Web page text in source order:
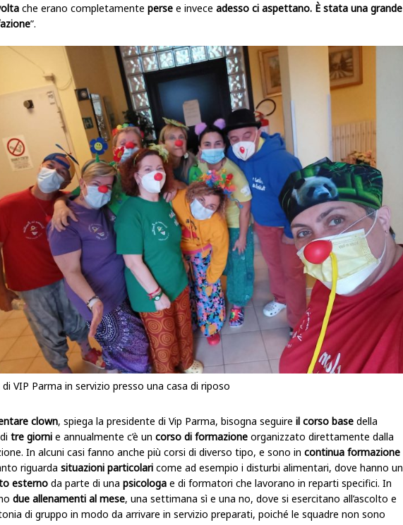
che erano completamente perse e invece adesso ci aspettano. È stata una grande
”.
VIP Parma in servizio presso una casa di riposo
clown, spiega la presidente di Vip Parma, bisogna seguire il corso base della
tre giorni e annualmente c’è un corso di formazione organizzato direttamente dalla
In alcuni casi fanno anche più corsi di diverso tipo, e sono in continua formazione
riguarda situazioni particolari come ad esempio i disturbi alimentari, dove hanno un
esterno da parte di una psicologa e di formatori che lavorano in reparti specifici. In
due allenamenti al mese, una settimana sì e una no, dove si esercitano all’ascolto e
di gruppo in modo da arrivare in servizio preparati, poiché le squadre non sono